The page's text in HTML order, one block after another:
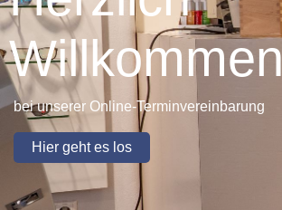
Willkommen
bei unserer Online-Terminvereinbarung
Hier geht es los